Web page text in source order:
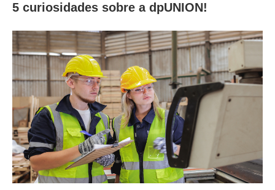
5 curiosidades sobre a dpUNION!